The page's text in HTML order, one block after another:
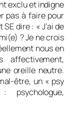
exclu et indigne
pas à faire pour
dire : « J’ai de
? Je ne crois
nous en
oreille neutre.
être, un « psy
psychologue,